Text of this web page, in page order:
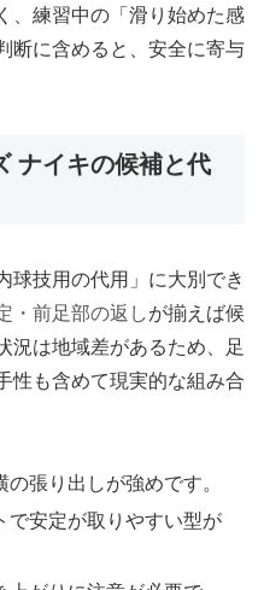
、練習中の「滑り始めた感
断に含めると、安全に寄与
ナイキの候補と代
球技用の代用」に大別でき
・前足部の返しが揃えば候
況は地域差があるため、足
性も含めて現実的な組み合
張り出しが強めです。
で安定が取りやすい型が